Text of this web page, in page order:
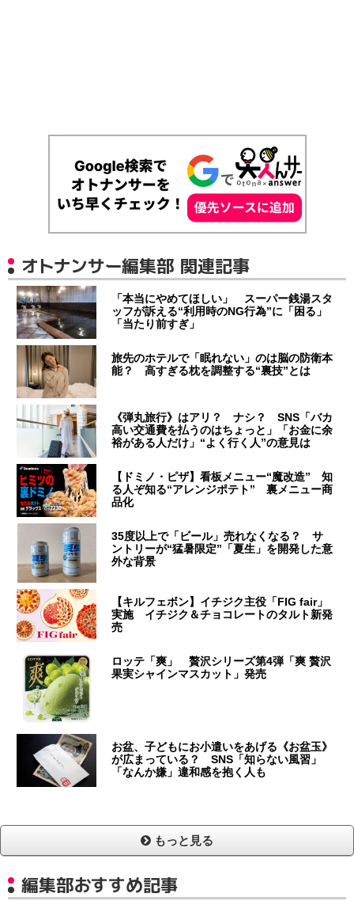
オトナンサー編集部 関連記事
「本当にやめてほしい」 スーパー銭湯スタ
ッフが訴える“利用時のNG行為”に「困る」
「当たり前すぎ」
旅先のホテルで「眠れない」のは脳の防衛本
能？ 高すぎる枕を調整する“裏技”とは
《弾丸旅行》はアリ？ ナシ？ SNS「バカ
高い交通費を払うのはちょっと」「お金に余
裕がある人だけ」“よく行く人”の意見は
【ドミノ・ピザ】看板メニュー“魔改造” 知
る人ぞ知る“アレンジポテト” 裏メニュー商
品化
35度以上で「ビール」売れなくなる？ サ
ントリーが“猛暑限定”「夏生」を開発した意
外な背景
【キルフェボン】イチジク主役「FIG fair」
実施 イチジク＆チョコレートのタルト新発
売
ロッテ「爽」 贅沢シリーズ第4弾「爽 贅沢
果実シャインマスカット」発売
お盆、子どもにお小遣いをあげる《お盆玉》
が広まっている？ SNS「知らない風習」
「なんか嫌」違和感を抱く人も
もっと見る
編集部おすすめ記事